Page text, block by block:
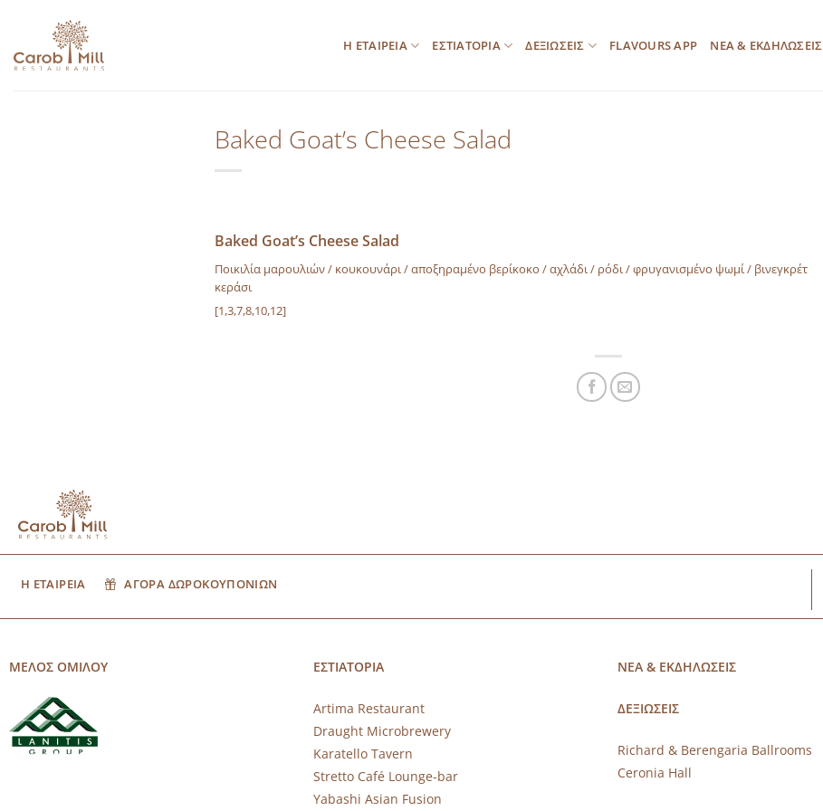
περιεχόμενο
Η ΕΤΑΙΡΕΙΑ ΕΣΤΙΑΤΟΡΙΑ ΔΕΞΙΩΣΕΙΣ FLAVOURS APP ΝΕΑ & ΕΚΔΗΛΩΣΕΙΣ
Baked Goat’s Cheese Salad
Baked Goat’s Cheese Salad
Ποικιλία μαρουλιών / κουκουνάρι / αποξηραμένο βερίκοκο / αχλάδι / ρόδι / φρυγανισμένο ψωμί / βινεγκρέτ
κεράσι
[1,3,7,8,10,12]
Η ΕΤΑΙΡΕΙΑ ΑΓΟΡΑ ΔΩΡΟΚΟΥΠΟΝΙΩΝ
ΜΕΛΟΣ ΟΜΙΛΟΥ ΕΣΤΙΑΤΟΡΙΑ
Artima Restaurant
Draught Microbrewery
Karatello Tavern
Stretto Café Lounge-bar
Yabashi Asian Fusion
ΝΕΑ & ΕΚΔΗΛΩΣΕΙΣ
ΔΕΞΙΩΣΕΙΣ
Richard & Berengaria Ballrooms
Ceronia Hall